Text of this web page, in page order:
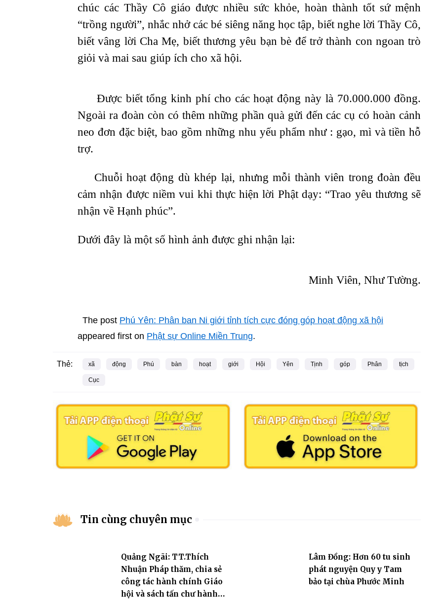
chúc các Thầy Cô giáo được nhiều sức khỏe, hoàn thành tốt sứ mệnh
“trồng người”, nhắc nhở các bé siêng năng học tập, biết nghe lời Thầy Cô,
biết vâng lời Cha Mẹ, biết thương yêu bạn bè để trở thành con ngoan trò
giỏi và mai sau giúp ích cho xã hội.
Được biết tổng kinh phí cho các hoạt động này là 70.000.000 đồng.
Ngoài ra đoàn còn có thêm những phần quà gửi đến các cụ có hoàn cảnh
neo đơn đặc biệt, bao gồm những nhu yếu phẩm như : gạo, mì và tiền hỗ
trợ.
Chuỗi hoạt động dù khép lại, nhưng mỗi thành viên trong đoàn đều
cảm nhận được niềm vui khi thực hiện lời Phật dạy: “Trao yêu thương sẽ
nhận về Hạnh phúc”.
Dưới đây là một số hình ảnh được ghi nhận lại:
Minh Viên, Như Tường.
The post Phú Yên: Phân ban Ni giới tỉnh tích cực đóng góp hoạt động xã hội
appeared first on Phật sự Online Miền Trung.
Thẻ: xã động Phú bàn hoạt giới Hội Yên Tịnh góp Phân tịch
Cục
Tin cùng chuyên mục
Quảng Ngãi: TT.Thích
Nhuận Pháp thăm, chia sẻ
công tác hành chính Giáo
hội và sách tấn chư hành
Lâm Đồng: Hơn 60 tu sinh
phát nguyện Quy y Tam
bảo tại chùa Phước Minh